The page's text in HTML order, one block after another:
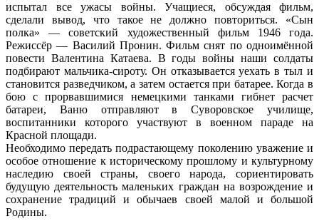
испытал все ужасы войны. Учащиеся, обсуждая фильм,
сделали вывод, что такое не должно повториться. «Сын
полка» — советский художественный фильм 1946 года.
Режиссёр — Василий Пронин. Фильм снят по одноимённой
повести Валентина Катаева. В годы войны наши солдаты
подбирают мальчика-сироту. Он отказывается уехать в тыл и
становится разведчиком, а затем остается при батарее. Когда в
бою с прорвавшимися немецкими танками гибнет расчет
батареи, Ваню отправляют в Суворовское училище,
воспитанники которого участвуют в военном параде на
Красной площади.
Необходимо передать подрастающему поколению уважение и
особое отношение к историческому прошлому и культурному
наследию своей страны, своего народа, сориентировать
будущую деятельность маленьких граждан на возрождение и
сохранение традиций и обычаев своей малой и большой
Родины.